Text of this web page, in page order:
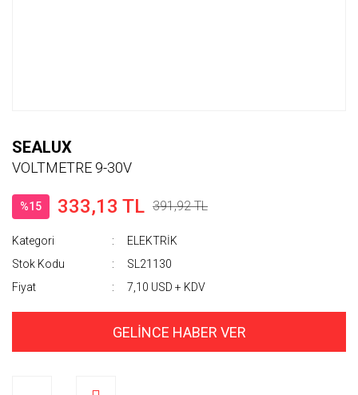
SEALUX
VOLTMETRE 9-30V
%15 333,13 TL 391,92 TL
Kategori
ELEKTRİK
Stok Kodu
SL21130
Fiyat
7,10 USD + KDV
GELİNCE HABER VER